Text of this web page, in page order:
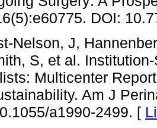
DOI:
Nelson, J,
S, et al.
Multicenter
Am J
a1990-2499. [